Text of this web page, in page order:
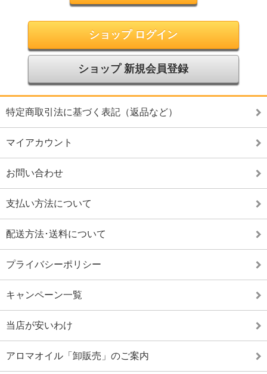
ショップ ログイン
ショップ 新規会員登録
特定商取引法に基づく表記（返品など）
マイアカウント
お問い合わせ
支払い方法について
配送方法･送料について
プライバシーポリシー
キャンペーン一覧
当店が安いわけ
アロマオイル「卸販売」のご案内